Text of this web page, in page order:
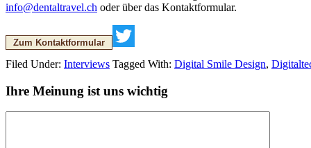
info@dentaltravel.ch oder über das Kontaktformular.
Zum Kontaktformular
Twitter
Filed Under: Interviews Tagged With: Digital Smile Design,
Ihre Meinung ist uns wichtig